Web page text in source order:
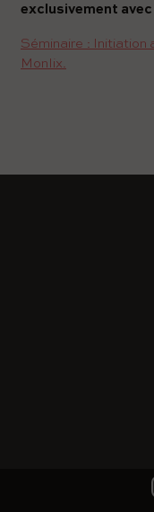
exclusivement avec
Séminaire : Initiation
Monlix.